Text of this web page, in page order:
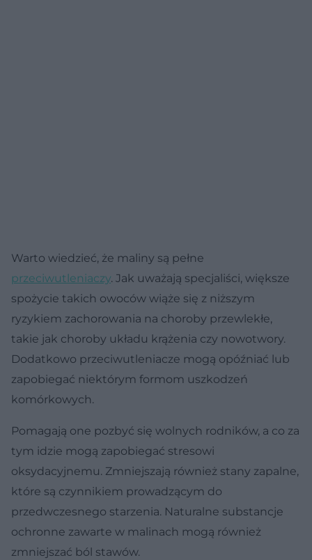
Warto wiedzieć, że maliny są pełne
przeciwutleniaczy. Jak uważają specjaliści, większe
spożycie takich owoców wiąże się z niższym
ryzykiem zachorowania na choroby przewlekłe,
takie jak choroby układu krążenia czy nowotwory.
Dodatkowo przeciwutleniacze mogą opóźniać lub
zapobiegać niektórym formom uszkodzeń
komórkowych.
Pomagają one pozbyć się wolnych rodników, a co za
tym idzie mogą zapobiegać stresowi
oksydacyjnemu. Zmniejszają również stany zapalne,
które są czynnikiem prowadzącym do
przedwczesnego starzenia. Naturalne substancje
ochronne zawarte w malinach mogą również
zmniejszać ból stawów.